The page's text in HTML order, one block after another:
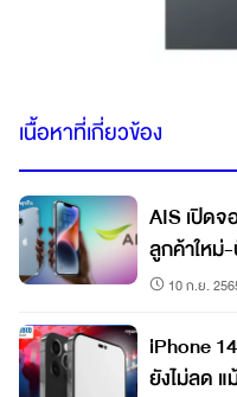
เนื้อหาที่เกี่ยวข้อง
AIS เปิดจ
ลูกค้าใหม่
10 ก.ย.
iPhone
ยังไม่ลด